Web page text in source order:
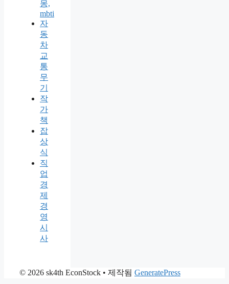
몽,
mbti
자
동
차
교
통
무
기
작
가
책
잡
상
식
직
업
경
제
경
영
시
사
© 2026 sk4th EconStock • 제작됨 GeneratePress